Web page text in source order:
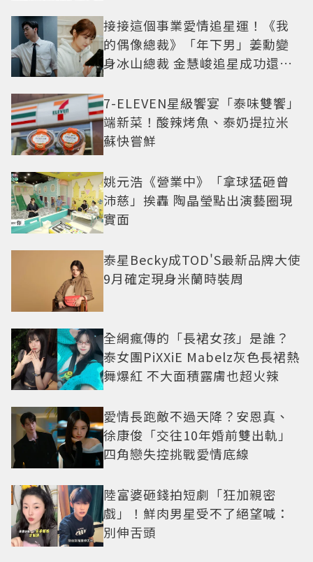
接接這個事業愛情追星運！《我
的偶像總裁》「年下男」姜勳變
身冰山總裁 金慧峻追星成功還偶
7-ELEVEN星級饗宴「泰味雙饗」
端新菜！酸辣烤魚、泰奶提拉米
蘇快嘗鮮
姚元浩《營業中》「拿球猛砸曾
沛慈」挨轟 陶晶瑩點出演藝圈現
實面
泰星Becky成TOD'S最新品牌大使
9月確定現身米蘭時裝周
全網瘋傳的「長裙女孩」是誰？
泰女團PiXXiE Mabelz灰色長裙熱
舞爆紅 不大面積露膚也超火辣
愛情長跑敵不過天降？安恩真、
徐康俊「交往10年婚前雙出軌」
四角戀失控挑戰愛情底線
陸富婆砸錢拍短劇「狂加親密
戲」！鮮肉男星受不了絕望喊：
別伸舌頭